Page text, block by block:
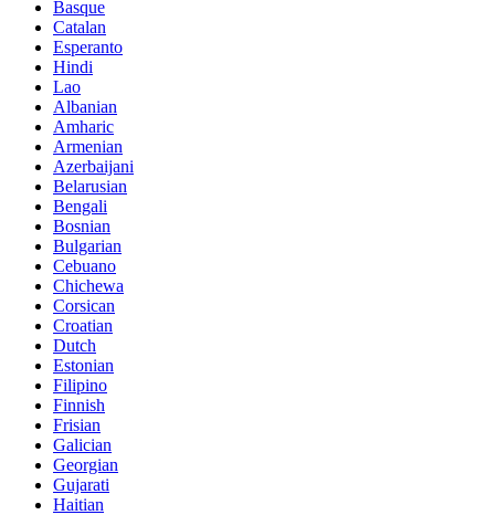
Basque
Catalan
Esperanto
Hindi
Lao
Albanian
Amharic
Armenian
Azerbaijani
Belarusian
Bengali
Bosnian
Bulgarian
Cebuano
Chichewa
Corsican
Croatian
Dutch
Estonian
Filipino
Finnish
Frisian
Galician
Georgian
Gujarati
Haitian